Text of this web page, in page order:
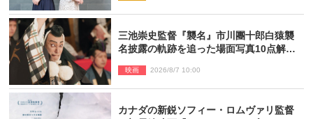
三池崇史監督『襲名』市川團十郎白猿襲
名披露の軌跡を追った場面写真10点解
映画 2026/8/7 10:00
カナダの新鋭ソフィー・ロムヴァリ監督